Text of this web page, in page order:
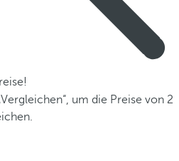
um die Preise von 2